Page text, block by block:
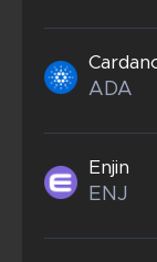
ADA
Enjin
ENJ